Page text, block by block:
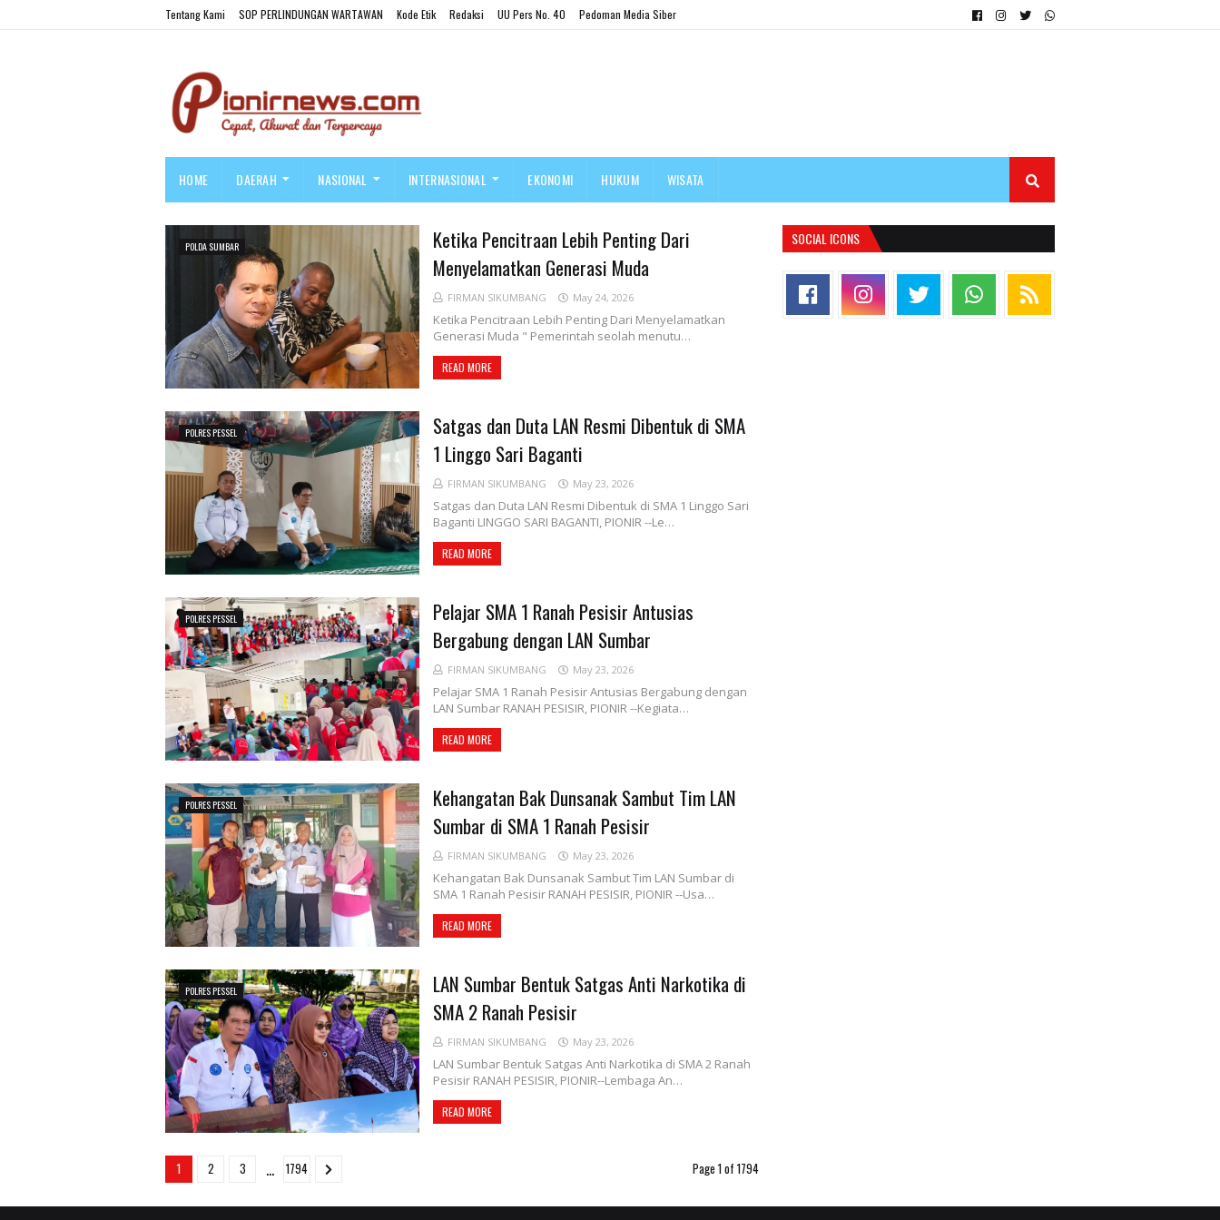
Tentang Kami SOP PERLINDUNGAN WARTAWAN Kode Etik Redaksi UU Pers No. 40 Pedoman Media Siber
HOME DAERAH NASIONAL INTERNASIONAL EKONOMI HUKUM WISATA
POLDA SUMBAR
Ketika Pencitraan Lebih Penting Dari
Menyelamatkan Generasi Muda
FIRMAN SIKUMBANG May 24, 2026
Ketika Pencitraan Lebih Penting Dari Menyelamatkan
Generasi Muda " Pemerintah seolah menutu…
READ MORE
POLRES PESSEL
Satgas dan Duta LAN Resmi Dibentuk di SMA
1 Linggo Sari Baganti
FIRMAN SIKUMBANG May 23, 2026
Satgas dan Duta LAN Resmi Dibentuk di SMA 1 Linggo Sari
Baganti LINGGO SARI BAGANTI, PIONIR --Le…
READ MORE
POLRES PESSEL
Pelajar SMA 1 Ranah Pesisir Antusias
Bergabung dengan LAN Sumbar
FIRMAN SIKUMBANG May 23, 2026
Pelajar SMA 1 Ranah Pesisir Antusias Bergabung dengan
LAN Sumbar RANAH PESISIR, PIONIR --Kegiata…
READ MORE
POLRES PESSEL
Kehangatan Bak Dunsanak Sambut Tim LAN
Sumbar di SMA 1 Ranah Pesisir
FIRMAN SIKUMBANG May 23, 2026
Kehangatan Bak Dunsanak Sambut Tim LAN Sumbar di
SMA 1 Ranah Pesisir RANAH PESISIR, PIONIR --Usa…
READ MORE
POLRES PESSEL
LAN Sumbar Bentuk Satgas Anti Narkotika di
SMA 2 Ranah Pesisir
FIRMAN SIKUMBANG May 23, 2026
LAN Sumbar Bentuk Satgas Anti Narkotika di SMA 2 Ranah
Pesisir RANAH PESISIR, PIONIR--Lembaga An…
READ MORE
Page 1 of 1794
1 2 3 ... 1794
SOCIAL ICONS